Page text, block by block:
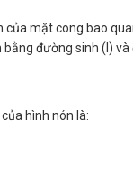
của mặt cong bao
bằng đường sinh (l)
hình nón là: